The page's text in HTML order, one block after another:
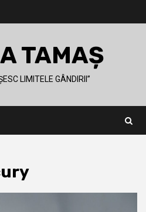
TAMAȘ
LIMITELE GÂNDIRII’’